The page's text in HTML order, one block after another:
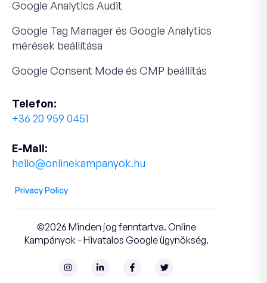
Google Analytics Audit
Google Tag Manager és Google Analytics
mérések beállítása
Google Consent Mode és CMP beállítás
Telefon:
+36 20 959 0451
E-Mail:
hello@onlinekampanyok.hu
Privacy Policy
©2026 Minden jog fenntartva. Online
Kampányok - Hivatalos Google ügynökség.